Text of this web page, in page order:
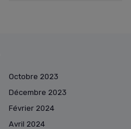
Octobre 2023
Décembre 2023
Février 2024
Avril 2024